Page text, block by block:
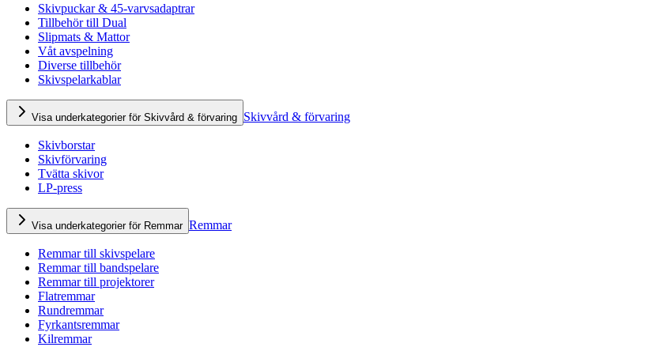
Skivpuckar & 45-varvsadaptrar
Tillbehör till Dual
Slipmats & Mattor
Våt avspelning
Diverse tillbehör
Skivspelarkablar
Visa underkategorier för Skivvård & förvaring Skivvård & förvaring
Skivborstar
Skivförvaring
Tvätta skivor
LP-press
Visa underkategorier för Remmar Remmar
Remmar till skivspelare
Remmar till bandspelare
Remmar till projektorer
Flatremmar
Rundremmar
Fyrkantsremmar
Kilremmar